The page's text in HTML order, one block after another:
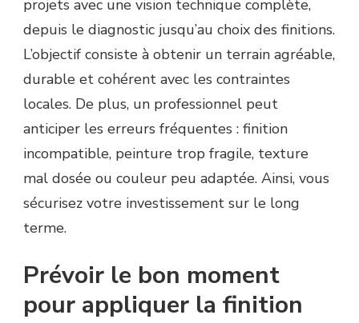
projets avec une vision technique complète,
depuis le diagnostic jusqu’au choix des finitions.
L’objectif consiste à obtenir un terrain agréable,
durable et cohérent avec les contraintes
locales. De plus, un professionnel peut
anticiper les erreurs fréquentes : finition
incompatible, peinture trop fragile, texture
mal dosée ou couleur peu adaptée. Ainsi, vous
sécurisez votre investissement sur le long
terme.
Prévoir le bon moment
pour appliquer la finition